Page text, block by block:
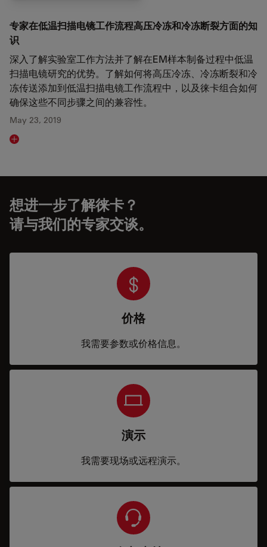
专家在低温扫描电镜工作流程高压冷冻和冷冻断裂方面的知
识
深入了解实验室工作方法并了解在EM样本制备过程中低温
扫描电镜研究的优势。了解如何将高压冷冻、冷冻断裂和冷
冻传送添加到低温扫描电镜工作流程中，以及徕卡组合如何
确保这些不同步骤之间的兼容性。
May 23, 2019
Read article
想进一步了解徕卡？
请与我们的专家交谈。
价格
我需要参数或价格信息。
演示
我需要现场或远程演示。